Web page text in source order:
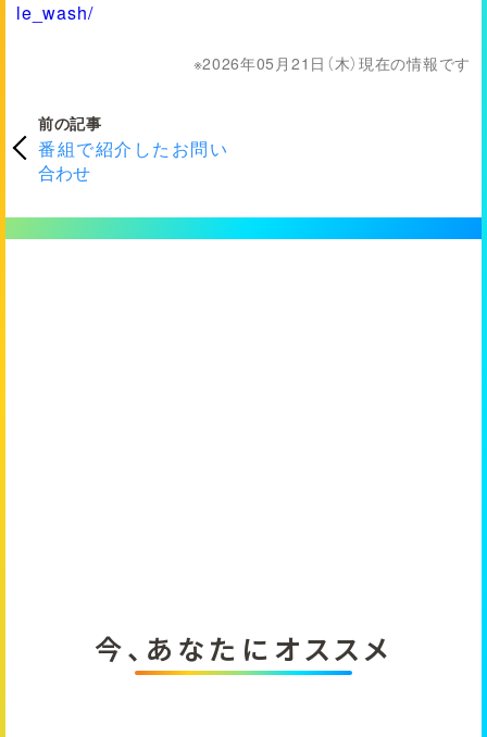
le_wash/
2026年05月21日（木）現在の情報です
前の記事
番組で紹介したお問い
合わせ
今、あなたにオススメ